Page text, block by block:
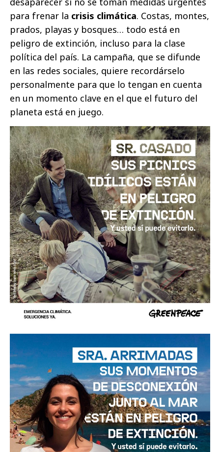
para frenar la crisis climática. Costas, montes,
prados, playas y bosques… todo está en
peligro de extinción, incluso para la clase
política del país. La campaña, que se difunde
en las redes sociales, quiere recordárselo
personalmente para que lo tengan en cuenta
en un momento clave en el que el futuro del
planeta está en juego.